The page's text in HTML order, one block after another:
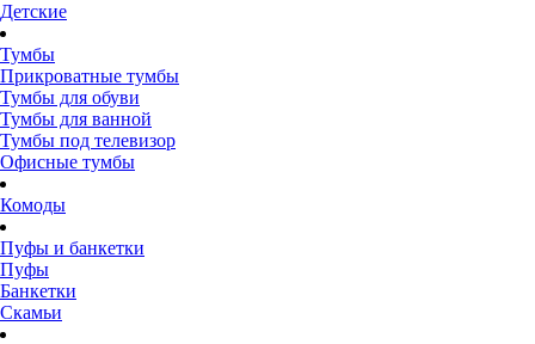
Детские
Тумбы
Прикроватные тумбы
Тумбы для обуви
Тумбы для ванной
Тумбы под телевизор
Офисные тумбы
Комоды
Пуфы и банкетки
Пуфы
Банкетки
Скамьи